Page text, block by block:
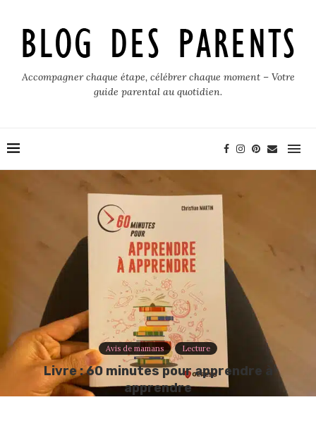
Accompagner chaque étape, célébrer chaque moment – Votre
guide parental au quotidien.
Avis de mamans Lecture
Livre : 60 minutes pour apprendre à
apprendre